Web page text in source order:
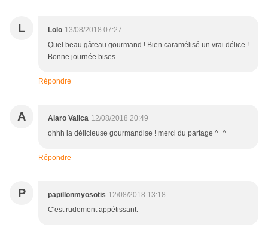
L Lolo 13/08/2018 07:27
Quel beau gâteau gourmand ! Bien caramélisé un vrai délice !
Bonne journée bises
Répondre
A Alaro Vallca 12/08/2018 20:49
ohhh la délicieuse gourmandise ! merci du partage ^_^
Répondre
P papillonmyosotis 12/08/2018 13:18
C'est rudement appétissant.